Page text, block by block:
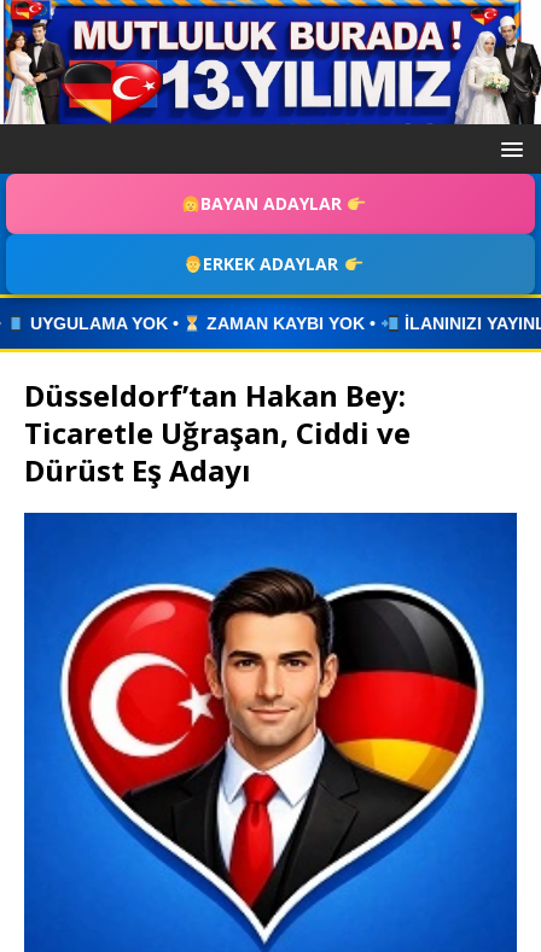
BAYAN ADAYLAR
ERKEK ADAYLAR
YOK • İLANINIZI YAYINLAYIN • WHATSAPP ÜZERİNDEN
Düsseldorf’tan Hakan Bey:
Ticaretle Uğraşan, Ciddi ve
Dürüst Eş Adayı